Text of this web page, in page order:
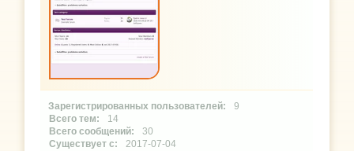
9
14
30
2017-07-04